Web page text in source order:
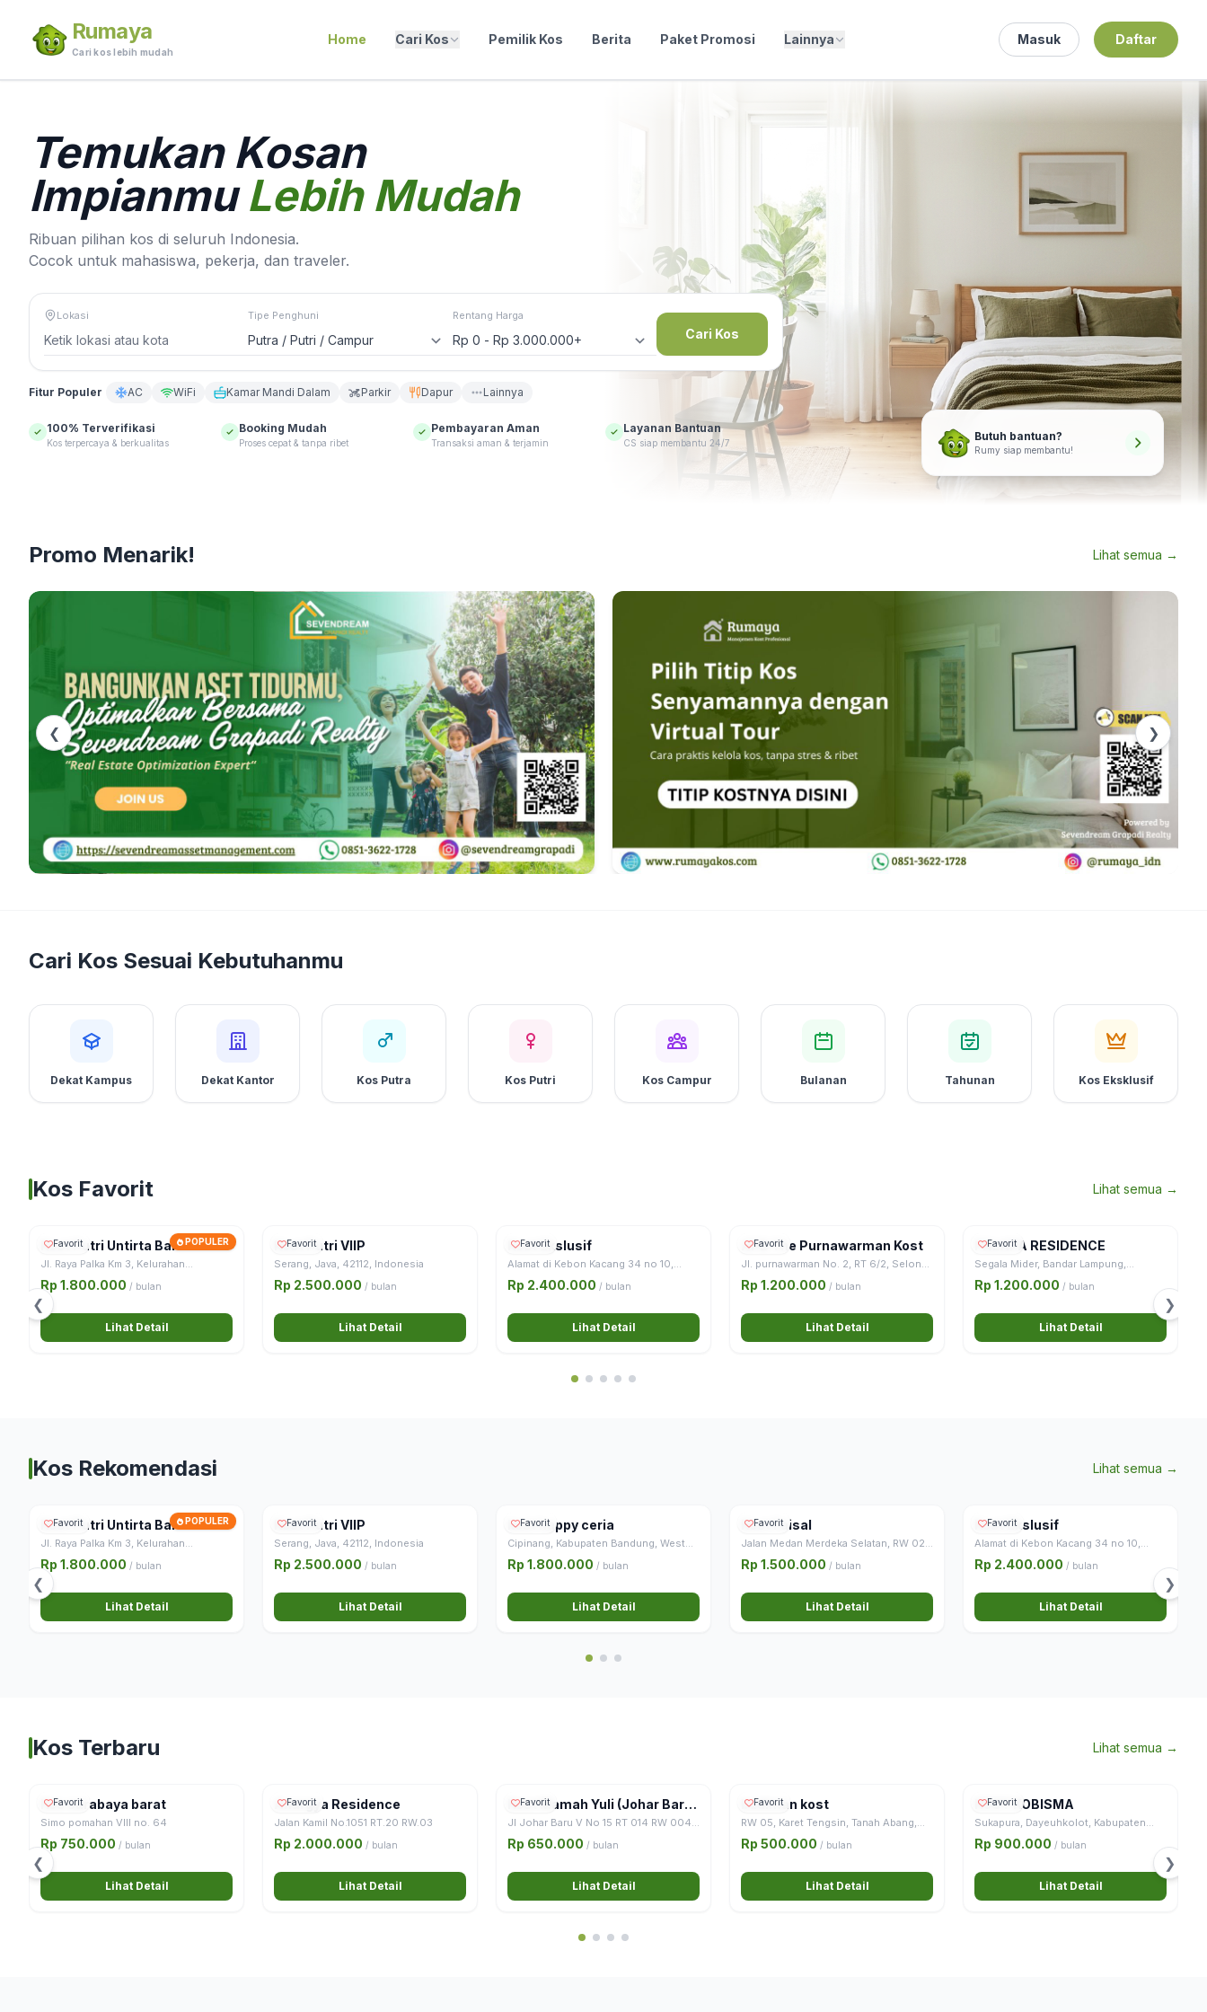
Rumaya
Cari kos lebih mudah
Home Cari Kos Pemilik Kos Berita Paket Promosi Lainnya Masuk Daftar
Temukan Kosan
Impianmu Lebih Mudah
Ribuan pilihan kos di seluruh Indonesia.
Cocok untuk mahasiswa, pekerja, dan traveler.
Lokasi Tipe Penghuni Rentang Harga
Cari Kos
Fitur Populer AC WiFi Kamar Mandi Dalam Parkir Dapur Lainnya
100% Terverifikasi
Kos terpercaya & berkualitas
Booking Mudah
Proses cepat & tanpa ribet
Pembayaran Aman
Transaksi aman & terjamin
Layanan Bantuan
CS siap membantu 24/7
Butuh bantuan?
Rumy siap membantu!
Promo Menarik! Lihat semua →
❮ ❯
Cari Kos Sesuai Kebutuhanmu
Dekat Kampus Dekat Kantor Kos Putra Kos Putri Kos Campur Bulanan Tahunan Kos Eksklusif
Kos Favorit Lihat semua →
Favorit POPULER
Kost Putri Untirta Baru
Jl. Raya Palka Km 3, Kelurahan
Sindangsari, Kecamatan Pabuaran,
Kabupaten Serang, Banten
Rp 1.800.000 / bulan
Lihat Detail
Favorit
Kost Putri VIIP
Serang, Java, 42112, Indonesia
Rp 2.500.000 / bulan
Lihat Detail
Favorit
Kost Ekslusif
Alamat di Kebon Kacang 34 no 10,
Tanah Abang, Jakarta Pusat.
Rp 2.400.000 / bulan
Lihat Detail
Favorit
APB The Purnawarman Kost
Jl. purnawarman No. 2, RT 6/2, Selong,
Kec. Kebayoran Baru, Kota Jakarta
Selatan
Rp 1.200.000 / bulan
Lihat Detail
Favorit
PALAPA RESIDENCE
Segala Mider, Bandar Lampung,
Lampung, Sumatra, 35151, Indonesia
Rp 1.200.000 / bulan
Lihat Detail
❮ ❯
Kos Rekomendasi Lihat semua →
Favorit POPULER
Kost Putri Untirta Baru
Jl. Raya Palka Km 3, Kelurahan
Sindangsari, Kecamatan Pabuaran,
Kabupaten Serang, Banten
Rp 1.800.000 / bulan
Lihat Detail
Favorit
Kost Putri VIIP
Serang, Java, 42112, Indonesia
Rp 2.500.000 / bulan
Lihat Detail
Favorit
kost happy ceria
Cipinang, Kabupaten Bandung, West
Java, Java, 40374, Indonesia
Rp 1.800.000 / bulan
Lihat Detail
Favorit
Kost Faisal
Jalan Medan Merdeka Selatan, RW 02,
Gambir, Central Jakarta, Special capital
Region of Jakarta, Java, 10110,
Rp 1.500.000 / bulan
Lihat Detail
Favorit
Kost Ekslusif
Alamat di Kebon Kacang 34 no 10,
Tanah Abang, Jakarta Pusat.
Rp 2.400.000 / bulan
Lihat Detail
❮ ❯
Kos Terbaru Lihat semua →
Favorit
Kos surabaya barat
Simo pomahan VIII no. 64
Rp 750.000 / bulan
Lihat Detail
Favorit
Anargya Residence
Jalan Kamil No.1051 RT.20 RW.03
Rp 2.000.000 / bulan
Lihat Detail
Favorit
Kost Mamah Yuli (Johar Baru)
Murah Khusus Pria
Jl Johar Baru V No 15 RT 014 RW 004,
Central Jakarta, Special Capital Region
of Jakarta, Java, 10510, Indonesia
Rp 650.000 / bulan
Lihat Detail
Favorit
budiman kost
RW 05, Karet Tengsin, Tanah Abang,
Central Jakarta, Special Capital Region
of Jakarta, Java, 10220, Indonesia
Rp 500.000 / bulan
Lihat Detail
Favorit
KOST KOBISMA
Sukapura, Dayeuhkolot, Kabupaten
Bandung, Jawa Barat, Jawa, 40257,
Indonesia
Rp 900.000 / bulan
Lihat Detail
❮ ❯